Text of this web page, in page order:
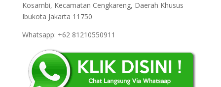
Kosambi, Kecamatan Cengkareng, Daerah Khusus
Ibukota Jakarta 11750
Whatsapp: +62 81210550911